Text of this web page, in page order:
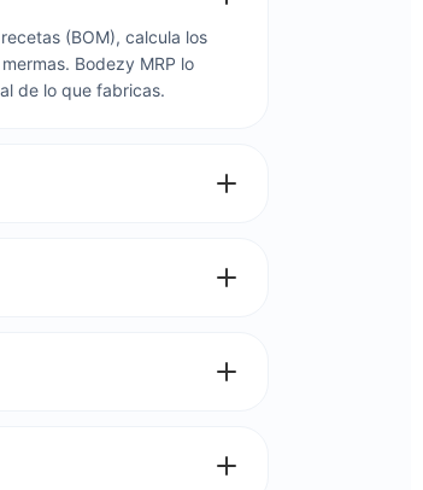
(BOM), calcula los
Bodezy MRP lo
de lo que fabricas.